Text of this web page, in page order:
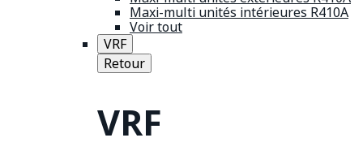
Maxi-multi unités intérieures R410A
Voir tout
VRF
Retour
VRF